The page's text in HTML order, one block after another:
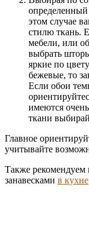
этом случае
стилю ткань.
мебели, или
выбрать
яркие по
бежевые, то
Если обои
имеются
ткани
Главное
учитывайте
Также рекомендуем
занавесками в кухне